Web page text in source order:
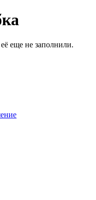
еще не заполнили.